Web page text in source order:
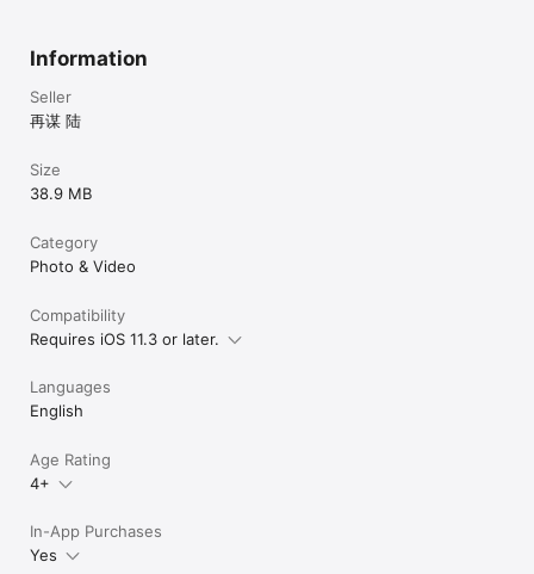
Information
Seller
再谋 陆
Size
38.9 MB
Category
Photo & Video
Compatibility
Requires iOS 11.3 or later.
Languages
English
Age Rating
4+
In-App Purchases
Yes